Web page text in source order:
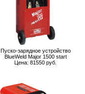
Пуско-зарядное устройство
BlueWeld Major 1500 start
Цена: 81550 руб.